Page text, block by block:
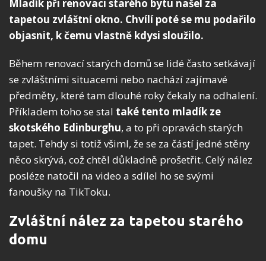
Mladík při renovaci starého bytu našel za
tapetou zvláštní okno. Chvílí poté se mu podařilo
objasnit, k čemu vlastně kdysi sloužilo.
Během renovací starých domů se lidé často setkávají
se zvláštními situacemi nebo nachází zajímavé
předměty, které tam dlouhé roky čekaly na odhalení.
Příkladem toho se stal také tento mladík ze
skotského Edinburghu, a to při opravách starých
tapet. Tehdy si totiž všiml, že se za částí jedné stěny
něco skrývá, což chtěl důkladně prošetřit. Celý nález
posléze natočil na video a sdílel ho se svými
fanoušky na TikToku.
Zvláštní nález za tapetou starého
domu